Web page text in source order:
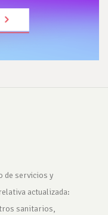
de servicios y
actualizada:
sanitarios,